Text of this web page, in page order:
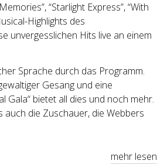
“Starlight Express”, “With
Highlights des
unvergesslichen Hits live an einem
Sprache durch das Programm.
Gesang und eine
Gala“ bietet all dies und noch mehr.
die Zuschauer, die Webbers
mehr lesen